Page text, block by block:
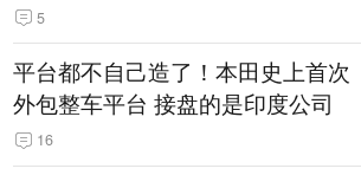
5
平台都不自己造了！本田史上首次
外包整车平台 接盘的是印度公司
16